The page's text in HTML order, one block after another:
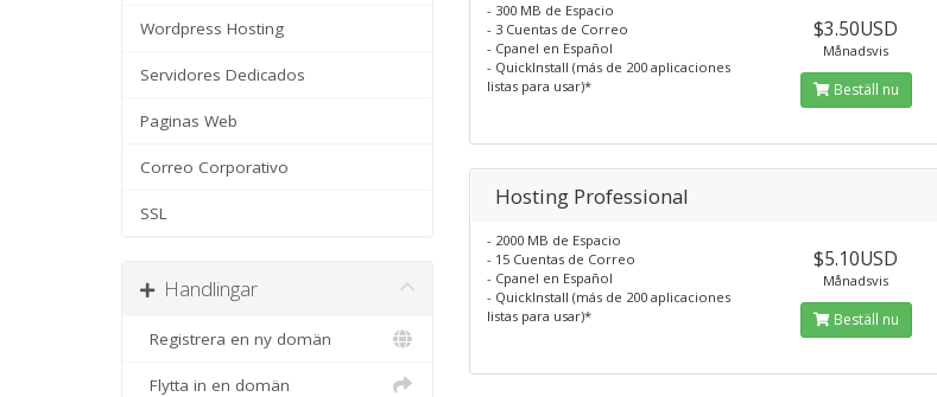
Wordpress Hosting
Servidores Dedicados
Paginas Web
Correo Corporativo
SSL
Handlingar
Registrera en ny domän
Flytta in en domän
- 300 MB de Espacio
- 3 Cuentas de Correo
- Cpanel en Español
- QuickInstall (más de 200 aplicaciones
listas para usar)*
$3.50USD
Månadsvis
Beställ nu
Hosting Professional
- 2000 MB de Espacio
- 15 Cuentas de Correo
- Cpanel en Español
- QuickInstall (más de 200 aplicaciones
listas para usar)*
$5.10USD
Månadsvis
Beställ nu